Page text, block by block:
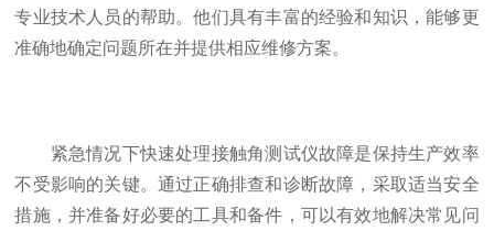
专业技术人员的帮助。他们具有丰富的经验和知识，能够更
准确地确定问题所在并提供相应维修方案。
紧急情况下快速处理接触角测试仪故障是保持生产效率
不受影响的关键。通过正确排查和诊断故障，采取适当安全
措施，并准备好必要的工具和备件，可以有效地解决常见问